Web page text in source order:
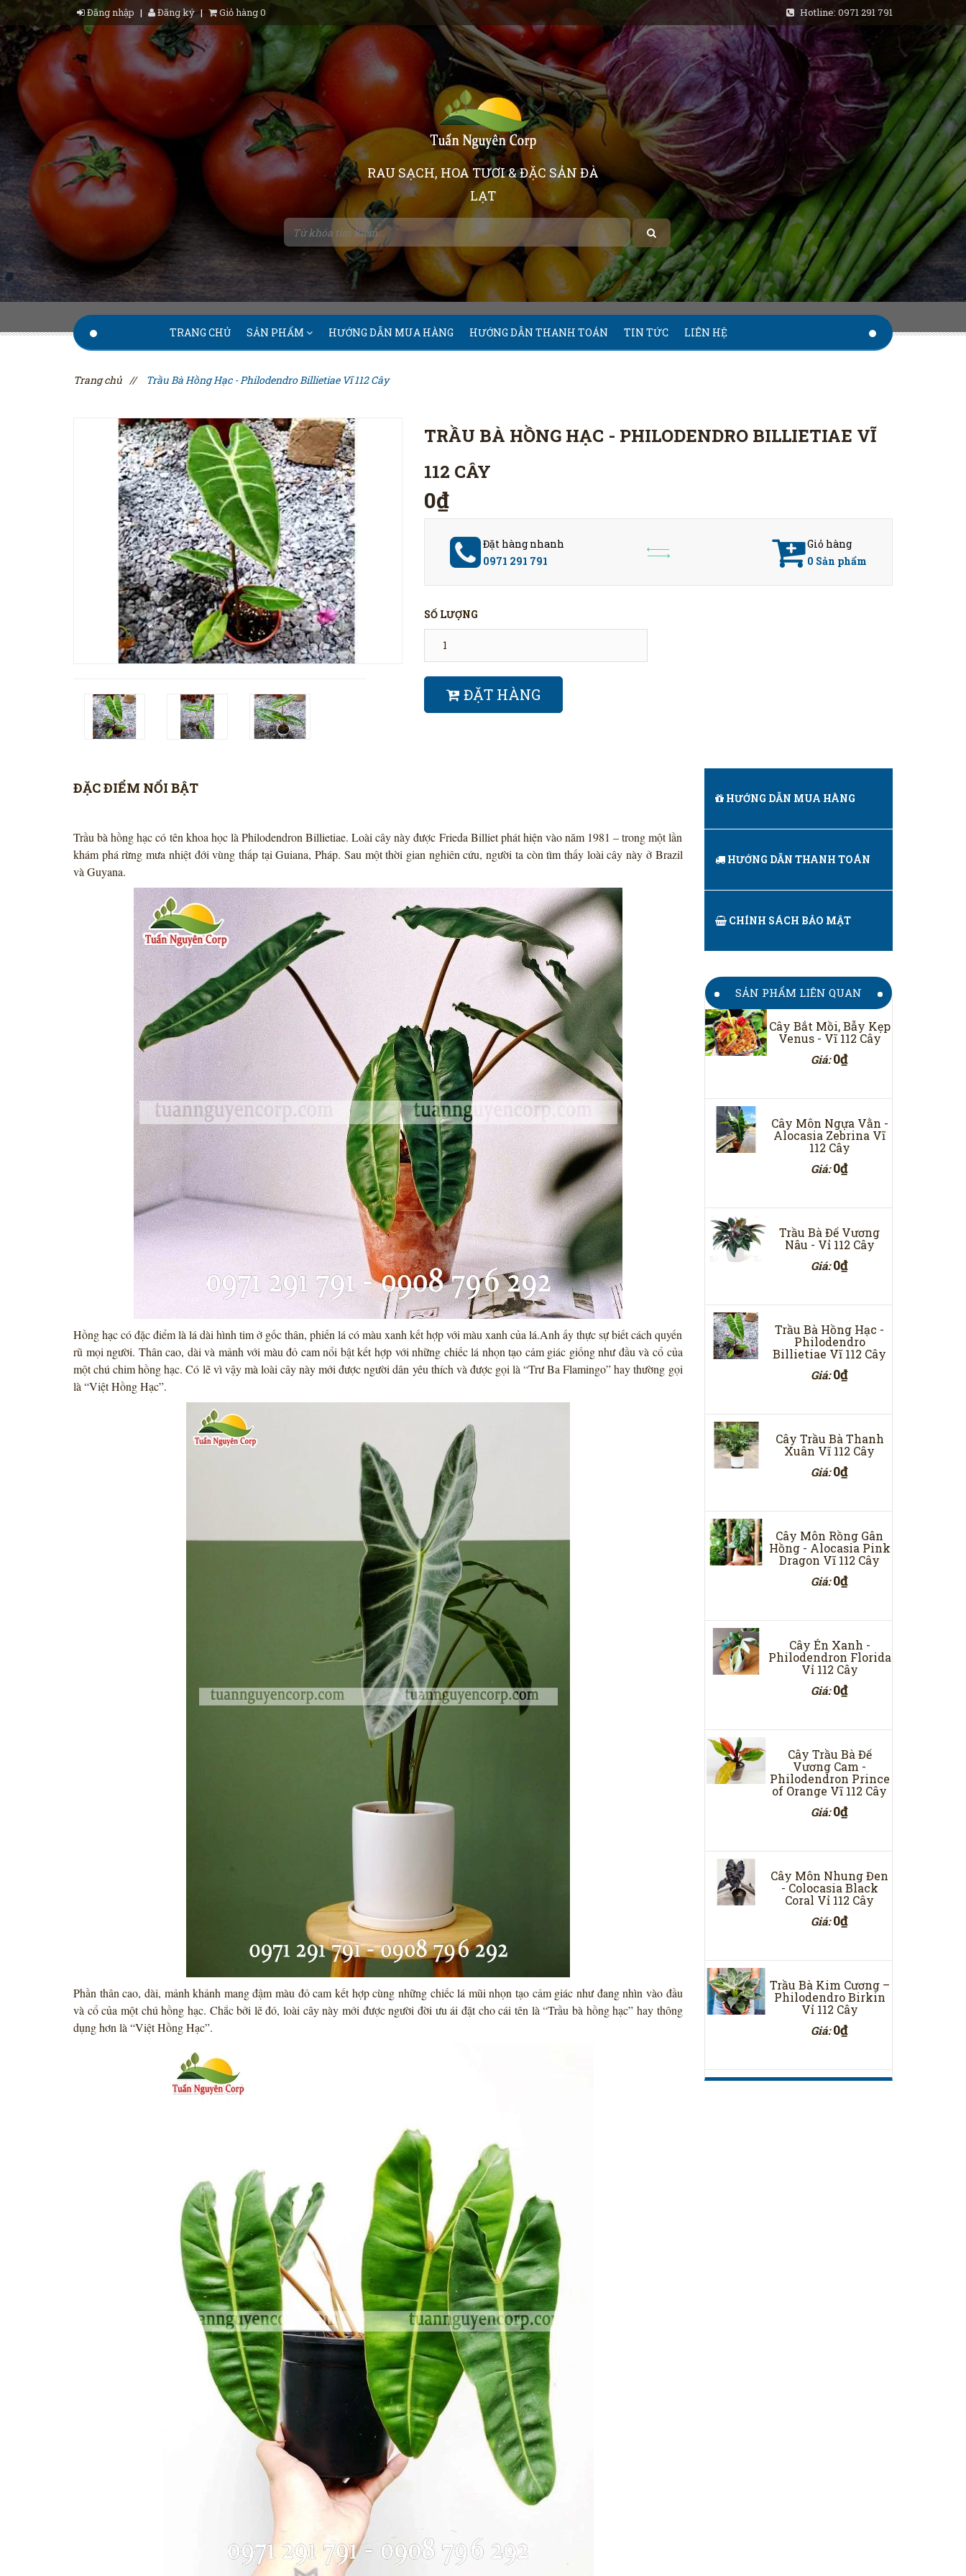
Đăng nhập | Đăng ký | Giỏ hàng 0 Hotline: 0971 291 791
RAU SẠCH, HOA TƯƠI & ĐẶC SẢN ĐÀ
LẠT
TRANG CHỦ SẢN PHẨM HƯỚNG DẪN MUA HÀNG HƯỚNG DẪN THANH TOÁN TIN TỨC LIÊN HỆ
Trang chủ // Trầu Bà Hồng Hạc - Philodendro Billietiae Vĩ 112 Cây
TRẦU BÀ HỒNG HẠC - PHILODENDRO BILLIETIAE VĨ
112 CÂY
0₫
Đặt hàng nhanh
0971 291 791
Giỏ hàng
0 Sản phẩm
SỐ LƯỢNG
ĐẶT HÀNG
ĐẶC ĐIỂM NỔI BẬT
Trầu bà hồng hạc có tên khoa học là Philodendron Billietiae. Loài cây này được Frieda Billiet phát hiện vào năm 1981 – trong một lần
khám phá rừng mưa nhiệt đới vùng thấp tại Guiana, Pháp. Sau một thời gian nghiên cứu, người ta còn tìm thấy loài cây này ở Brazil
và Guyana.
Hồng hạc có đặc điểm là lá dài hình tim ở gốc thân, phiến lá có màu xanh kết hợp với màu xanh của lá.Anh ấy thực sự biết cách quyến
rũ mọi người. Thân cao, dài và mảnh với màu đỏ cam nổi bật kết hợp với những chiếc lá nhọn tạo cảm giác giống như đầu và cổ của
một chú chim hồng hạc. Có lẽ vì vậy mà loài cây này mới được người dân yêu thích và được gọi là “Trư Ba Flamingo” hay thường gọi
là “Việt Hồng Hạc”.
Phần thân cao, dài, mảnh khảnh mang đậm màu đỏ cam kết hợp cùng những chiếc lá mũi nhọn tạo cảm giác như đang nhìn vào đầu
và cổ của một chú hồng hạc. Chắc bởi lẽ đó, loài cây này mới được người đời ưu ái đặt cho cái tên là “Trầu bà hồng hạc” hay thông
dụng hơn là “Việt Hồng Hạc”.
HƯỚNG DẪN MUA HÀNG
HƯỚNG DẪN THANH TOÁN
CHÍNH SÁCH BẢO MẬT
SẢN PHẨM LIÊN QUAN
Cây Bắt Mồi, Bẫy Kẹp
Venus - Vĩ 112 Cây
Giá:0₫
Cây Môn Ngựa Vằn -
Alocasia Zebrina Vĩ
112 Cây
Giá:0₫
Trầu Bà Đế Vương
Nâu - Vỉ 112 Cây
Giá:0₫
Trầu Bà Hồng Hạc -
Philodendro
Billietiae Vĩ 112 Cây
Giá:0₫
Cây Trầu Bà Thanh
Xuân Vĩ 112 Cây
Giá:0₫
Cây Môn Rồng Gân
Hồng - Alocasia Pink
Dragon Vĩ 112 Cây
Giá:0₫
Cây Én Xanh -
Philodendron Florida
Vỉ 112 Cây
Giá:0₫
Cây Trầu Bà Đế
Vương Cam -
Philodendron Prince
of Orange Vĩ 112 Cây
Giá:0₫
Cây Môn Nhung Đen
- Colocasia Black
Coral Vỉ 112 Cây
Giá:0₫
Trầu Bà Kim Cương –
Philodendro Birkin
Vỉ 112 Cây
Giá:0₫